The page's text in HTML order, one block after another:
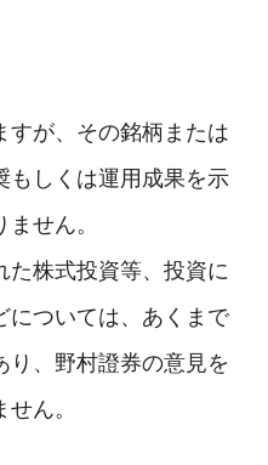
が、その銘柄または
もしくは運用成果を示
せん。
株式投資等、投資に
については、あくまで
り、野村證券の意見を
ん。